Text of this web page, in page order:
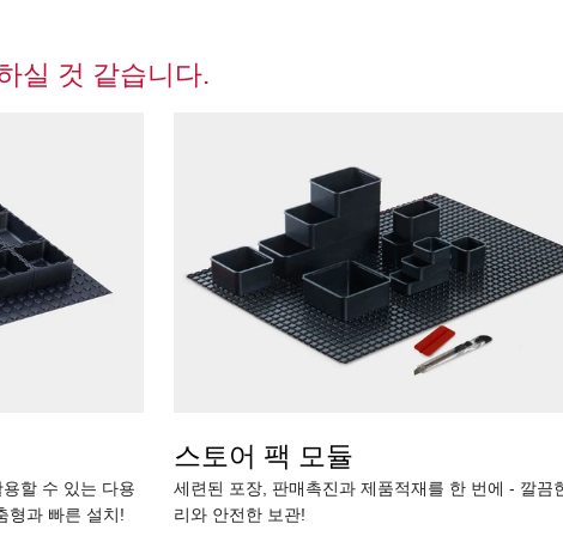
실 것 같습니다.
할 수 있는 다용
형과 빠른 설치!
스토어 팩 모듈
세련된 포장, 판매촉진과 제품적재를 한 번에 - 깔끔
리와 안전한 보관!